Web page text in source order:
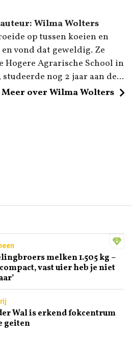
Wilma Wolters
op tussen koeien en
vond dat geweldig. Ze
Hogere Agrarische School in
nog 2 jaar aan de...
Meer over Wilma Wolters
melken 1.505 kg –
compact, vast uier heb je niet
Wal is erkend fokcentrum
geiten